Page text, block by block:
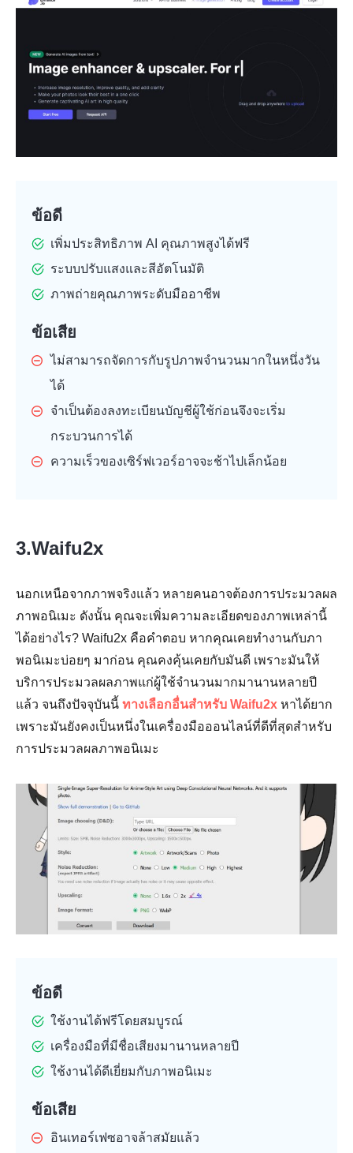
ข้อดี
เพิ่มประสิทธิภาพ AI คุณภาพสูงได้ฟรี
ระบบปรับแสงและสีอัตโนมัติ
ภาพถ่ายคุณภาพระดับมืออาชีพ
ข้อเสีย
ไม่สามารถจัดการกับรูปภาพจำนวนมากในหนึ่งวัน
ได้
จำเป็นต้องลงทะเบียนบัญชีผู้ใช้ก่อนจึงจะเริ่ม
กระบวนการได้
ความเร็วของเซิร์ฟเวอร์อาจจะช้าไปเล็กน้อย
3.Waifu2x
นอกเหนือจากภาพจริงแล้ว หลายคนอาจต้องการประมวลผล
ภาพอนิเมะ ดังนั้น คุณจะเพิ่มความละเอียดของภาพเหล่านี้
ได้อย่างไร? Waifu2x คือคำตอบ หากคุณเคยทำงานกับภา
พอนิเมะบ่อยๆ มาก่อน คุณคงคุ้นเคยกับมันดี เพราะมันให้
บริการประมวลผลภาพแก่ผู้ใช้จำนวนมากมานานหลายปี
แล้ว จนถึงปัจจุบันนี้ ทางเลือกอื่นสำหรับ Waifu2x หาได้ยาก
เพราะมันยังคงเป็นหนึ่งในเครื่องมือออนไลน์ที่ดีที่สุดสำหรับ
การประมวลผลภาพอนิเมะ
ข้อดี
ใช้งานได้ฟรีโดยสมบูรณ์
เครื่องมือที่มีชื่อเสียงมานานหลายปี
ใช้งานได้ดีเยี่ยมกับภาพอนิเมะ
ข้อเสีย
อินเทอร์เฟซอาจล้าสมัยแล้ว